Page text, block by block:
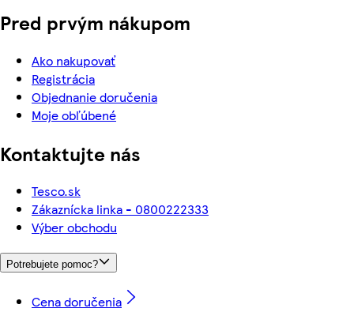
Pred prvým nákupom
Ako nakupovať
Registrácia
Objednanie doručenia
Moje obľúbené
Kontaktujte nás
Tesco.sk
Zákaznícka linka - 0800222333
Výber obchodu
Potrebujete pomoc?
Cena doručenia